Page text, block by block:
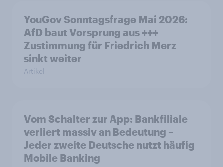
YouGov Sonntagsfrage Mai 2026:
AfD baut Vorsprung aus +++
Zustimmung für Friedrich Merz
sinkt weiter
Artikel
Vom Schalter zur App: Bankfiliale
verliert massiv an Bedeutung –
Jeder zweite Deutsche nutzt häufig
Mobile Banking